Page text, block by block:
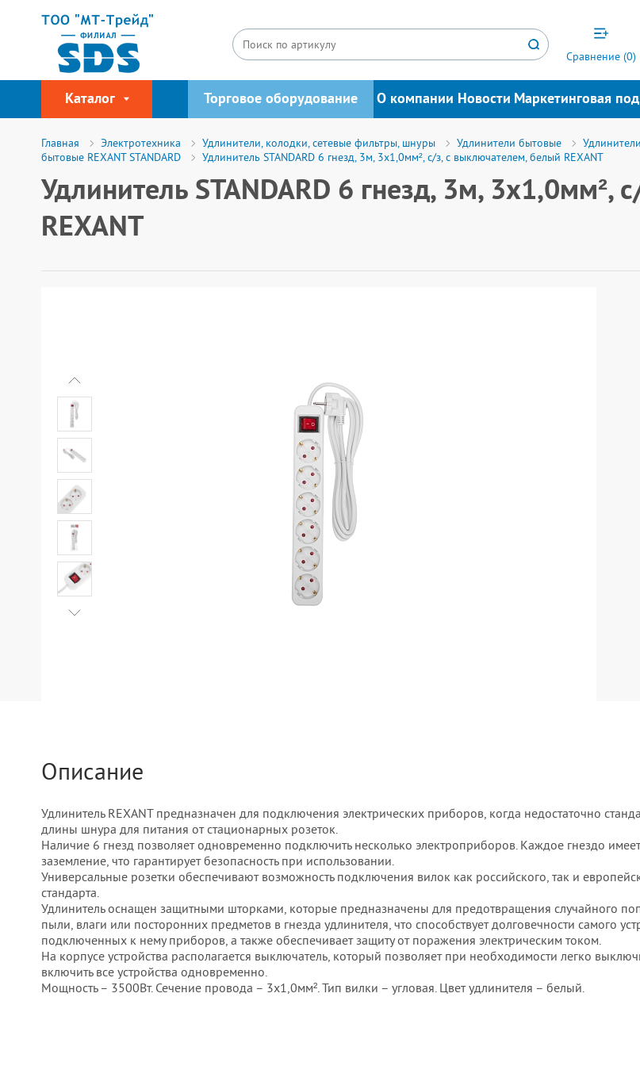
Сравнение (0)
Каталог Торговое оборудование О компании Новости Маркетинговая
Главная Электротехника Удлинители, колодки, сетевые фильтры, шнуры Удлинители бытовые
Удлинители
бытовые REXANT STANDARD
Удлинитель STANDARD 6 гнезд, 3м, 3х1,0мм², с/з, с выключателем, белый REXANT
Удлинитель STANDARD 6 гнезд, 3м, 3х1,0мм²,
REXANT
Описание
Удлинитель REXANT предназначен для подключения электрических приборов, когда недостаточно
длины шнура для питания от стационарных розеток.
Наличие 6 гнезд позволяет одновременно подключить несколько электроприборов. Каждое гнездо имеет
заземление, что гарантирует безопасность при использовании.
Универсальные розетки обеспечивают возможность подключения вилок как российского, так и
стандарта.
Удлинитель оснащен защитными шторками, которые предназначены для предотвращения случайного
пыли, влаги или посторонних предметов в гнезда удлинителя, что способствует долговечности самого
подключенных к нему приборов, а также обеспечивает защиту от поражения электрическим током.
На корпусе устройства располагается выключатель, который позволяет при необходимости легко
включить все устройства одновременно.
Мощность – 3500Вт. Сечение провода – 3х1,0мм². Тип вилки – угловая. Цвет удлинителя – белый.